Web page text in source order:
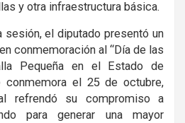
y otra infraestructura básica.
sesión, el diputado presentó un
conmemoración al “Día de las
Pequeña en el Estado de
conmemora el 25 de octubre,
refrendó su compromiso a
para generar una mayor